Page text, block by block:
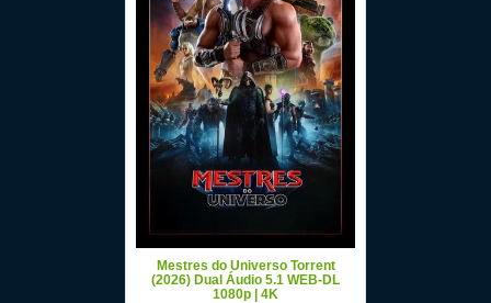
Mestres do Universo Torrent
(2026) Dual Áudio 5.1 WEB-DL
1080p | 4K